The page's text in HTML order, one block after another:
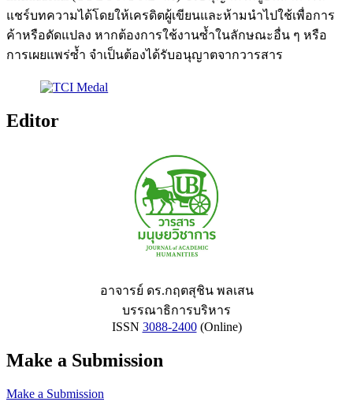
แชร์บทความได้โดยให้เครดิตผู้เขียนและห้ามนำไปใช้เพื่อการ
ค้าหรือดัดแปลง หากต้องการใช้งานซ้ำในลักษณะอื่น ๆ หรือ
การเผยแพร่ซ้ำ จำเป็นต้องได้รับอนุญาตจากวารสาร
Editor
อาจารย์ ดร.กฤตสุชิน พลเสน
บรรณาธิการบริหาร
ISSN 3088-2400(Online)
Make a Submission
Make a Submission